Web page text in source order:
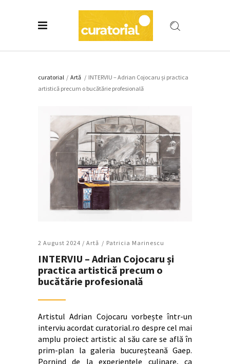
curatorial / Artǎ / INTERVIU – Adrian Cojocaru și practica
artistică precum o bucătărie profesională
2 August 2024 / Artǎ Patricia Marinescu
INTERVIU – Adrian Cojocaru și
practica artistică precum o
bucătărie profesională
Artistul Adrian Cojocaru vorbește într-un
interviu acordat curatorial.ro despre cel mai
amplu proiect artistic al său care se află în
prim-plan la galeria bucureșteană Gaep.
Pornind de la experiențele culinare, ca